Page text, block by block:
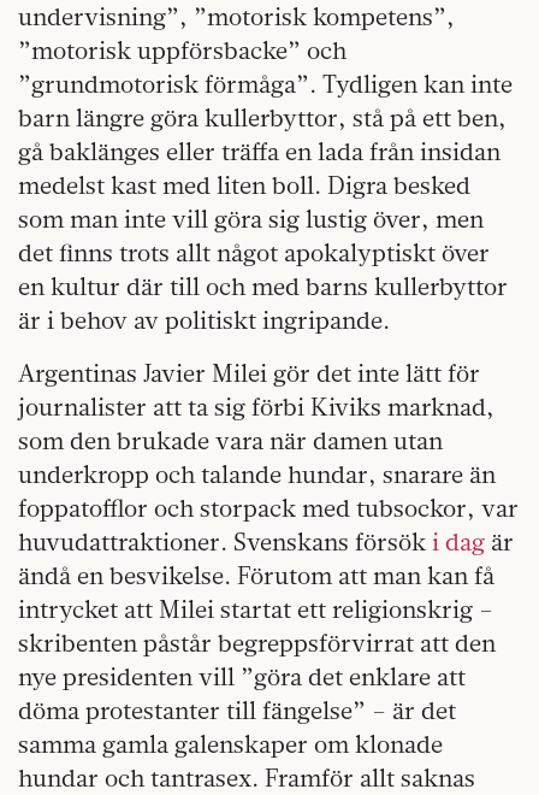
undervisning”, ”motorisk kompetens”,
”motorisk uppförsbacke” och
”grundmotorisk förmåga”. Tydligen kan inte
barn längre göra kullerbyttor, stå på ett ben,
gå baklänges eller träffa en lada från insidan
medelst kast med liten boll. Digra besked
som man inte vill göra sig lustig över, men
det finns trots allt något apokalyptiskt över
en kultur där till och med barns kullerbyttor
är i behov av politiskt ingripande.
Argentinas Javier Milei gör det inte lätt för
journalister att ta sig förbi Kiviks marknad,
som den brukade vara när damen utan
underkropp och talande hundar, snarare än
foppatofflor och storpack med tubsockor, var
huvudattraktioner. Svenskans försök i dag är
ändå en besvikelse. Förutom att man kan få
intrycket att Milei startat ett religionskrig –
skribenten påstår begreppsförvirrat att den
nye presidenten vill ”göra det enklare att
döma protestanter till fängelse” – är det
samma gamla galenskaper om klonade
hundar och tantrasex. Framför allt saknas